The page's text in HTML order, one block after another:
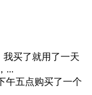
我买了就用了一天
...
午五点购买了一个